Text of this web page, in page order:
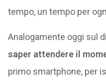
tempo, un tempo per
Analogamente oggi sul
saper attendere il
primo smartphone, per